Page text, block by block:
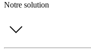
Notre solution